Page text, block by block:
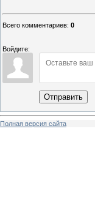
Всего комментариев: 0
Войдите:
Отправить
Полная версия сайта